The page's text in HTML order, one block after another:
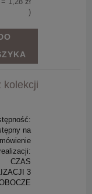
)
DO
kolekcji
na
CZAS
3